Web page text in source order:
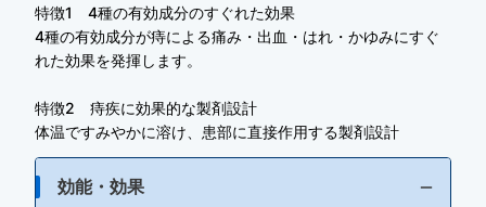
特徴1 4種の有効成分のすぐれた効果
4種の有効成分が痔による痛み・出血・はれ・かゆみにすぐ
れた効果を発揮します。
特徴2 痔疾に効果的な製剤設計
体温ですみやかに溶け、患部に直接作用する製剤設計
効能・効果